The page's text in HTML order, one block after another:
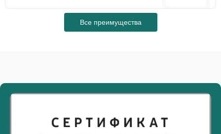
Все преимущества